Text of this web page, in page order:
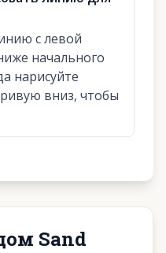
с левой
начального
нарисуйте
вниз, чтобы
Sand